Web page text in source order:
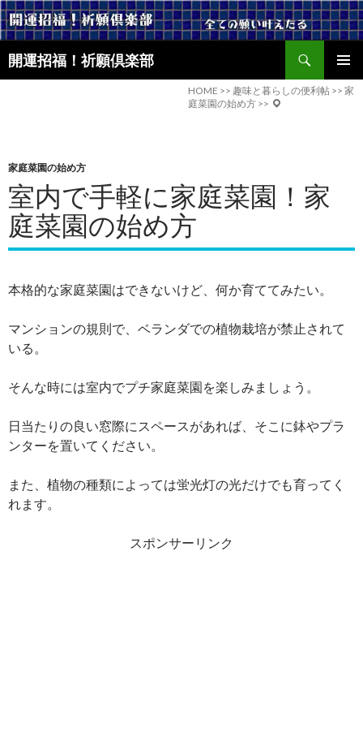
開運招福！祈願倶楽部
索
メインメ
ニュー
へ
ス
キ
ッ
プ
HOME >> 趣味と暮らしの便利帖 >> 家
庭菜園の始め方 >>
家庭菜園の始め方
室内で手軽に家庭菜園！家
庭菜園の始め方
本格的な家庭菜園はできないけど、何か育ててみたい。
マンションの規則で、ベランダでの植物栽培が禁止されて
いる。
そんな時には室内でプチ家庭菜園を楽しみましょう。
日当たりの良い窓際にスペースがあれば、そこに鉢やプラ
ンターを置いてください。
また、植物の種類によっては蛍光灯の光だけでも育ってく
れます。
スポンサーリンク